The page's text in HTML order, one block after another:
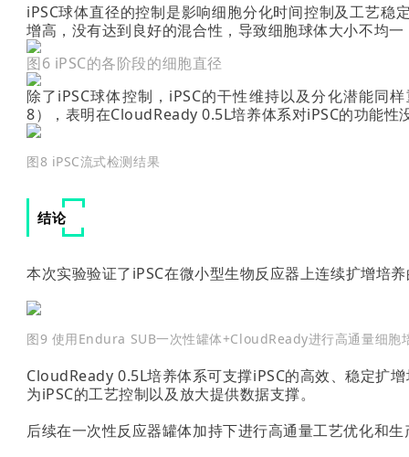
iPSC球体直径的控制是影响细胞分化时间控制及工艺
增高，没有达到良好的混合性，导致细胞球体大小不均
图6 iPSC的各阶段的细胞直径
除了iPSC球体控制，iPSC的干性维持以及分化潜能同
8），表明在CloudReady 0.5L培养体系对iPSC的功能性
图8 iPSC流式检测结果
结论
本次实验验证了iPSC在微小型生物反应器上连续扩增培
图9 使用Endura SUB一次性罐体+CloudReady进行高通量细胞
CloudReady 0.5L培养体系可支撑iPSC的高效、稳定扩
为iPSC的工艺控制以及放大提供数据支撑。
后续在一次性反应器罐体加持下进行高通量工艺优化和